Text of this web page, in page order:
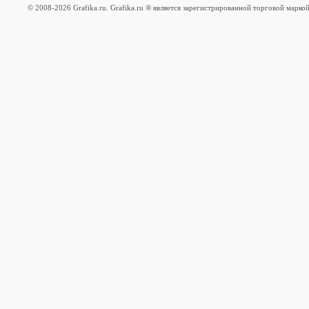
© 2008-2026 Grafika.ru. Grafika.ru ® является зарегистрированной торговой маркой